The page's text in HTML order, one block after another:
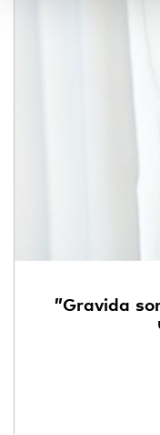
”Gravida